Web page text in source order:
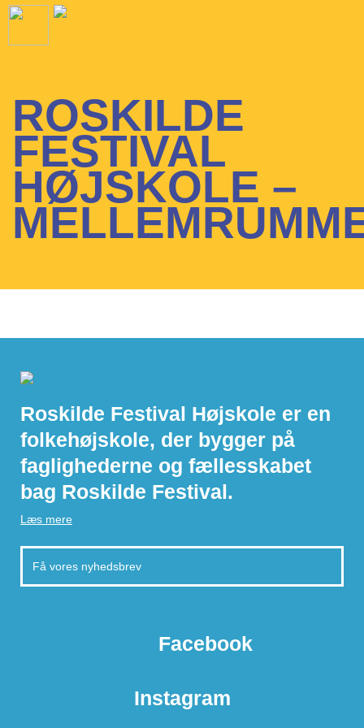
ROSKILDE
FESTIVAL
HØJSKOLE –
Roskilde Festival Højskole er en
folkehøjskole, der bygger på
faglighederne og fællesskabet
bag Roskilde Festival.
Læs mere
Facebook
Instagram